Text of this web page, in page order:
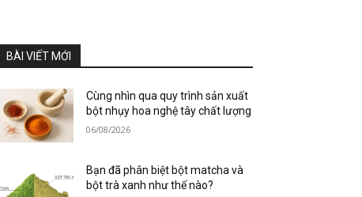
BÀI VIẾT MỚI
Cùng nhìn qua quy trình sản xuất
bột nhụy hoa nghệ tây chất lượng
06/08/2026
Bạn đã phân biệt bột matcha và
bột trà xanh như thế nào?